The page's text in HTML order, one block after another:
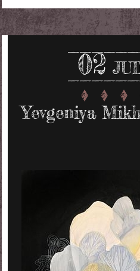
02
Yevgeniya